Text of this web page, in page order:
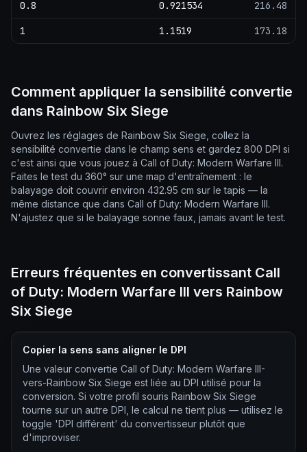
0.8 0.921534 216.48
1 1.1519 173.18
Comment appliquer la sensibilité convertie
dans Rainbow Six Siege
Ouvrez les réglages de Rainbow Six Siege, collez la
sensibilité convertie dans le champ sens et gardez 800 DPI si
c'est ainsi que vous jouez à Call of Duty: Modern Warfare III.
Faites le test du 360° sur une map d'entraînement : le
balayage doit couvrir environ 432.95 cm sur le tapis — la
même distance que dans Call of Duty: Modern Warfare III.
N'ajustez que si le balayage sonne faux, jamais avant le test.
Erreurs fréquentes en convertissant Call
of Duty: Modern Warfare III vers Rainbow
Six Siege
Copier la sens sans aligner le DPI
Une valeur convertie Call of Duty: Modern Warfare III-
vers-Rainbow Six Siege est liée au DPI utilisé pour la
conversion. Si votre profil souris Rainbow Six Siege
tourne sur un autre DPI, le calcul ne tient plus — utilisez le
toggle 'DPI différent' du convertisseur plutôt que
d'improviser.